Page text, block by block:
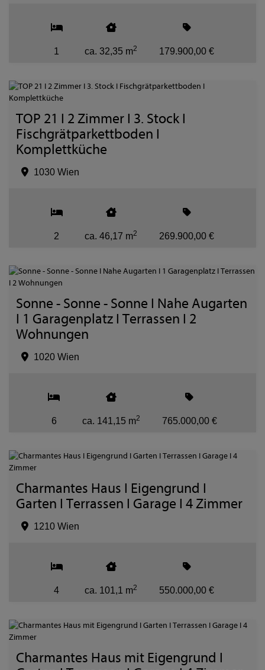
1 ca. 32,35 m2 179.900,00 €
TOP 21 I 2 Zimmer I 3. Stock I
Fischgrätparkettboden I
Komplettküche
1030 Wien
2 ca. 46,17 m2 269.900,00 €
Sonne - Sonne - Sonne I Nahe Augarten
I 1 Garagenplatz I Terrassen I 2
Wohnungen
1020 Wien
6 ca. 141,15 m2 765.000,00 €
Charmantes Haus I Eigengrund I
Garten I Terrassen I Garage I 4 Zimmer
1210 Wien
4 ca. 101,1 m2 550.000,00 €
Charmantes Haus mit Eigengrund I